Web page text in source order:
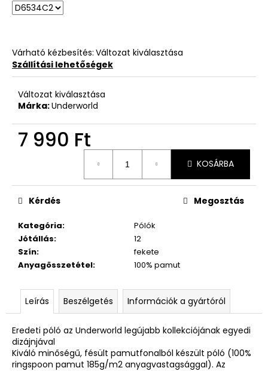
Várható kézbesítés: Változat kiválasztása
Szállítási lehetőségek
Változat kiválasztása
Márka:Underworld
7 990 Ft
KOSÁRBA
Kategória:
Pólók
Jótállás:
12
Szín:
fekete
Anyagösszetétel: 100% pamut
Kérdés Megosztás
Leírás Beszélgetés Információk a gyártóról
Eredeti póló az Underworld legújabb kollekciójának egyedi
dizájnjával
Kiváló minőségű, fésült pamutfonalból készült póló (100%
ringspoon pamut 185g/m2 anyagvastagsággal). Az